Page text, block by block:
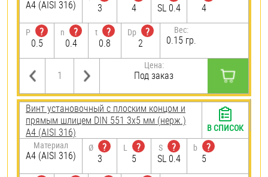
A4 (AISI 316)
3
4
SL 0.4
4
P
?
0.5
n
?
0.4
t
?
0.8
Dp
?
2
Вес:
0.15 гр.
Цена:
Под заказ
Винт установочный с плоским концом и
прямым шлицем DIN 551 3х5 мм (нерж.)
A4 (AISI 316)
Материал
A4 (AISI 316)
Ø
?
3
L
?
5
S
?
SL 0.4
b
?
5
В СПИСОК